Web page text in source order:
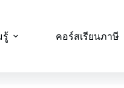
รู้ คอร์สเรียนภาษี